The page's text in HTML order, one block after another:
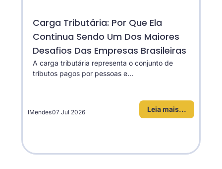
Carga Tributária: Por Que Ela
Continua Sendo Um Dos Maiores
Desafios Das Empresas Brasileiras
A carga tributária representa o conjunto de
tributos pagos por pessoas e...
Leia mais...
IMendes07 Jul 2026